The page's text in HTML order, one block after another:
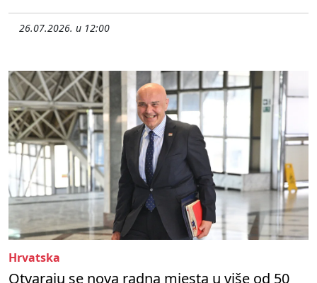
26.07.2026. u 12:00
Hrvatska
Otvaraju se nova radna mjesta u više od 50